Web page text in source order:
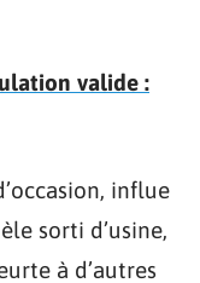
valide :
influe
sorti d’usine,
à d’autres